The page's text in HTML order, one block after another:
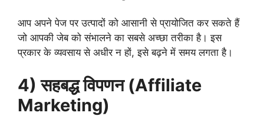
आप अपने पेज पर उत्पादों को आसानी से प्रायोजित कर सकते हैं
जो आपकी जेब को संभालने का सबसे अच्छा तरीका है। इस
प्रकार के व्यवसाय से अधीर न हों, इसे बढ़ने में समय लगता है।
4) सहबद्ध विपणन (Affiliate
Marketing)